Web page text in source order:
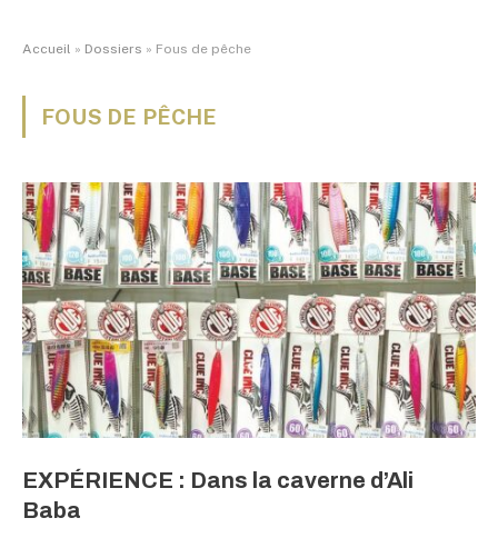
Accueil » Dossiers » Fous de pêche
FOUS DE PÊCHE
EXPÉRIENCE : Dans la caverne d’Ali
Baba